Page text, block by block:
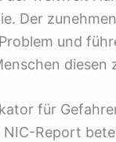
Der
und
für
Report